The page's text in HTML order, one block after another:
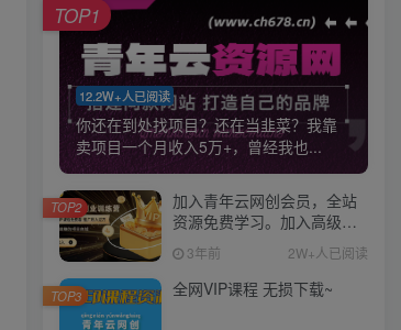
12.2W+人已阅读
你还在到处找项目？还在当韭菜？我靠
卖项目一个月收入5万+，曾经我也...
TOP1
加入青年云网创会员，全站
资源免费学习。加入高级合
伙人，推广日入1000+
3年前 2W+人已阅读
TOP2
全网VIP课程 无损下载~
TOP3